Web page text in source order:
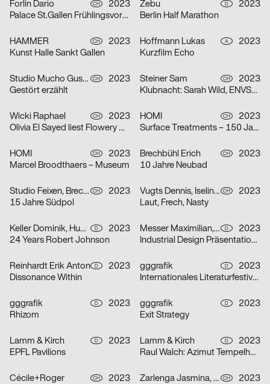
Forlin Dario CH
2023
Palace St.Gallen Frühlingsvorschau
Zebu D
2023
Berlin Half Marathon
HAMMER CH
2023
Kunst Halle Sankt Gallen
Hoffmann Lukas A
2023
Kurzfilm Echo
Studio Mucho Gusto CH
2023
Gestört erzählt
Steiner Sam CH
2023
Klubnacht: Sarah Wild, ENVSRL und Guy de Prà
Wicki Raphael CH
2023
Olivia El Sayed liest Flowery Wordis
HOMI CH
2023
Surface Treatments – 150 Jahre Zeit
HOMI CH
2023
Marcel Broodthaers – Museum
Brechbühl Erich CH
2023
10 Jahre Neubad
Studio Feixen, Brechbühl Erich CH
2023
15 Jahre Südpol
Vugts Dennis, Iselin Marc, Funk Niclas CH
2023
Laut, Frech, Nasty
Keller Dominik, Huhn Jonas D
2023
24 Years Robert Johnson
Messer Maximilian, Körner Jonathan D
2023
Industrial Design Präsentationen 2023
Reinhardt Erik Anton D
2023
Dissonance Within
gggrafik D
2023
Internationales Literaturfestival Berlin
gggrafik D
2023
Rhizom
gggrafik D
2023
Exit Strategy
Lamm & Kirch D
2023
EPFL Pavilions
Lamm & Kirch D
2023
Raul Walch: Azimut Tempelhof – Collective Kite Flying
Cécile+Roger CH
2023
Zarlenga Jasmina, Borando Alessio CH
2023